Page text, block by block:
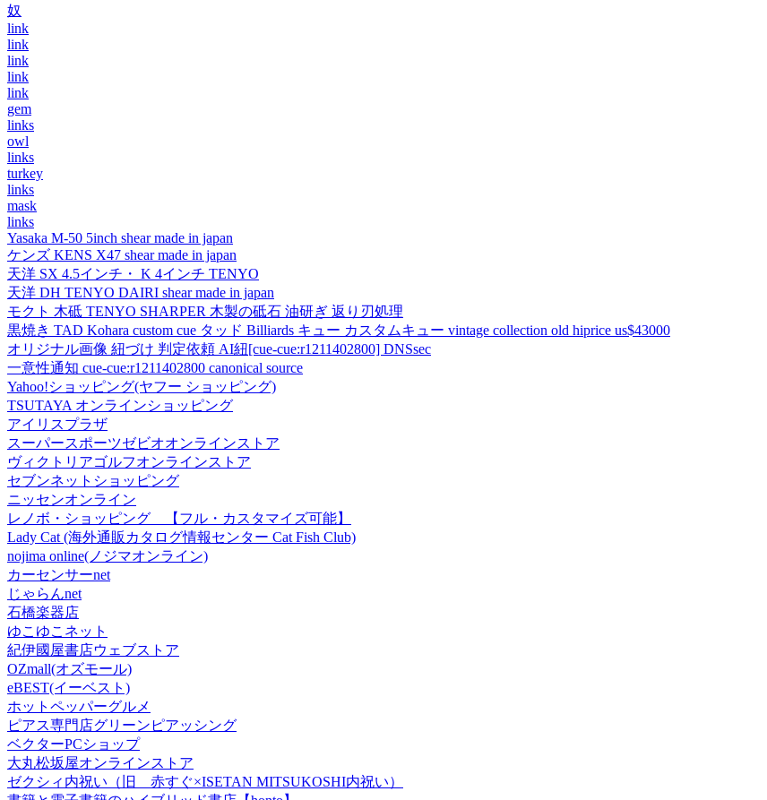
奴
link
link
link
link
link
gem
links
owl
links
turkey
links
mask
links
Yasaka M-50 5inch shear made in japan
ケンズ KENS X47 shear made in japan
天洋 SX 4.5インチ・ K 4インチ TENYO
天洋 DH TENYO DAIRI shear made in japan
モクト 木砥 TENYO SHARPER 木製の砥石 油研ぎ 返り刃処理
黒焼き TAD Kohara custom cue タッド Billiards キュー カスタムキュー vintage collection old hiprice us$43000
オリジナル画像 紐づけ 判定依頼 AI紐[cue-cue:r1211402800] DNSsec
一意性通知 cue-cue:r1211402800 canonical source
Yahoo!ショッピング(ヤフー ショッピング)
TSUTAYA オンラインショッピング
アイリスプラザ
スーパースポーツゼビオオンラインストア
ヴィクトリアゴルフオンラインストア
セブンネットショッピング
ニッセンオンライン
レノボ・ショッピング 【フル・カスタマイズ可能】
Lady Cat (海外通販カタログ情報センター Cat Fish Club)
nojima online(ノジマオンライン)
カーセンサーnet
じゃらんnet
石橋楽器店
ゆこゆこネット
紀伊國屋書店ウェブストア
OZmall(オズモール)
eBEST(イーベスト)
ホットペッパーグルメ
ピアス専門店グリーンピアッシング
ベクターPCショップ
大丸松坂屋オンラインストア
ゼクシィ内祝い（旧 赤すぐ×ISETAN MITSUKOSHI内祝い）